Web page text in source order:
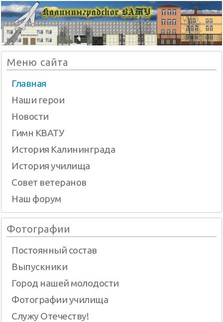
Меню сайта
Главная
Наши герои
Новости
Гимн КВАТУ
История Калининграда
История училища
Совет ветеранов
Наш форум
Фотографии
Постоянный состав
Выпускники
Город нашей молодости
Фотографии училища
Служу Отечеству!